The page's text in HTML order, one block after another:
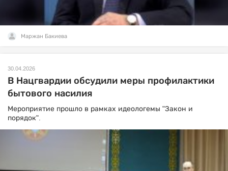
Маржан Бакиева
30.04.2026
В Нацгвардии обсудили меры профилактики
бытового насилия
Мероприятие прошло в рамках идеологемы "Закон и
порядок".